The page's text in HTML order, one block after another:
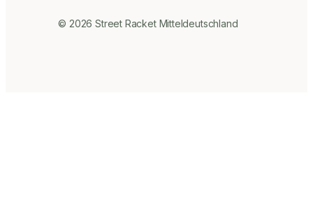
© 2026 Street Racket Mitteldeutschland